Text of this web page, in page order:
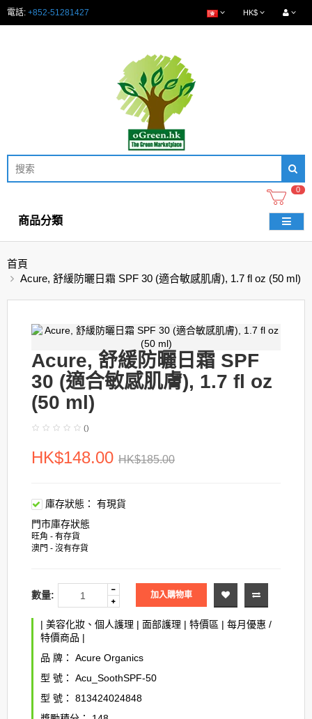
電話: +852-51281427 HK$
0
商品分類
首頁
Acure, 舒緩防曬日霜 SPF 30 (適合敏感肌膚), 1.7 fl oz (50 ml)
Acure, 舒緩防曬日霜 SPF
30 (適合敏感肌膚), 1.7 fl oz
(50 ml)
()
HK$148.00 HK$185.00
庫存狀態：
有現貨
門市庫存狀態
旺角 - 有存貨
澳門 - 沒有存貨
數量: 加入購物車
| 美容化妝、個人護理 | 面部護理 | 特價區 | 每月優惠 /
特價商品 |
品 牌：
Acure Organics
型 號：
Acu_SoothSPF-50
型 號：
813424024848